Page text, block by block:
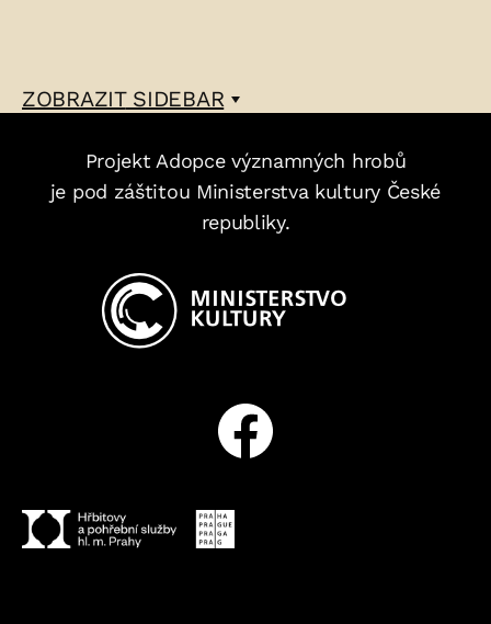
ZOBRAZITSIDEBAR
Projekt Adopce významných hrobů
je pod záštitou Ministerstva kultury České
republiky.
Facebook